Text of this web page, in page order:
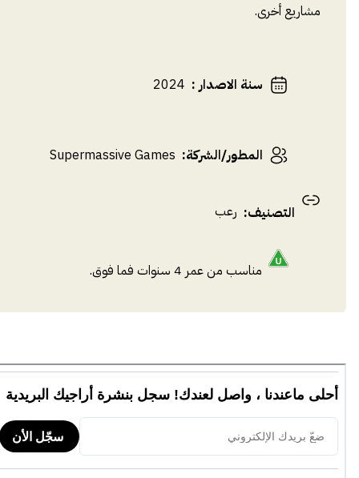
مشاريع أخرى.
سنة الاصدار :
2024
المطور/الشركة:
Supermassive Games
التصنيف: رعب
مناسب من عمر 4 سنوات فما فوق.